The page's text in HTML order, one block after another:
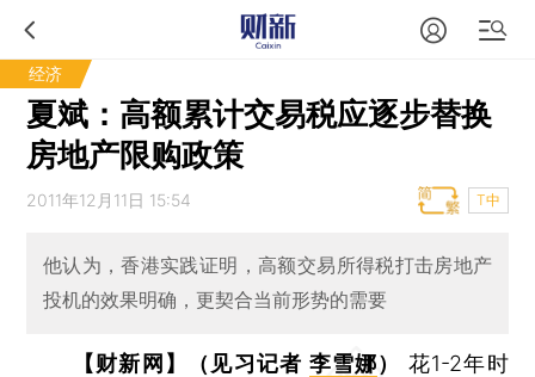
经济
夏斌：高额累计交易税应逐步替换
房地产限购政策
2011年12月11日 15:54 T中
他认为，香港实践证明，高额交易所得税打击房地产
投机的效果明确，更契合当前形势的需要
【财新网】（见习记者 李雪娜）
花1-2年时